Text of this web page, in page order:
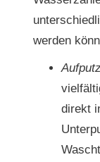
werden
direkt